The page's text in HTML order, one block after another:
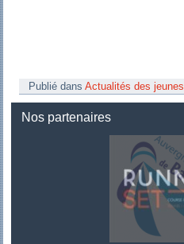
Publié dans Actualités des jeunes
Nos partenaires